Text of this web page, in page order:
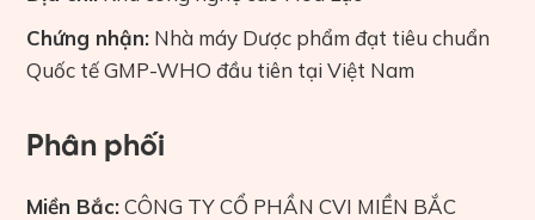
Chứng nhận: Nhà máy Dược phẩm đạt tiêu chuẩn
Quốc tế GMP-WHO đầu tiên tại Việt Nam
Phân phối
Miền Bắc:CÔNG TY CỔ PHẦN CVI MIỀN BẮC